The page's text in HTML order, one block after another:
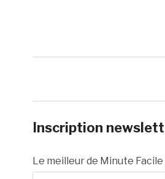
Inscription
Le meilleur de Minute Facile